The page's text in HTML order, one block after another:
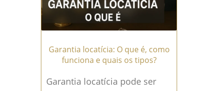
Garantia locatícia: O que é, como
funciona e quais os tipos?
Garantia locatícia pode ser